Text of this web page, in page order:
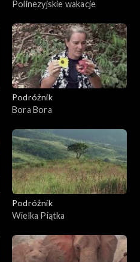
Polinezyjskie wakacje
Podróżnik
Bora Bora
Podróżnik
Wielka Piątka